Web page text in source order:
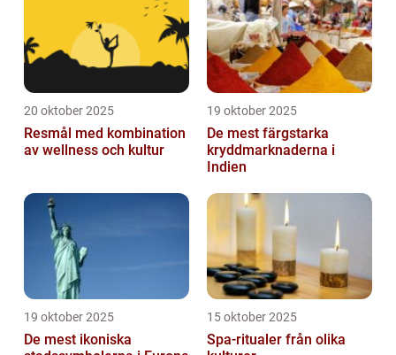
20 oktober 2025
Resmål med kombination
av wellness och kultur
19 oktober 2025
De mest färgstarka
kryddmarknaderna i
Indien
19 oktober 2025
De mest ikoniska
15 oktober 2025
Spa-ritualer från olika